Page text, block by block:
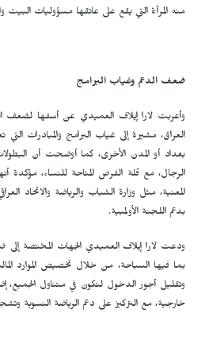
منه المرأة التي يقع على عاتقها مسؤوليات البيت
ضعف الدعم وغياب البرامج
وأعربت لارا إيلاف العميدي عن أسفها لضعف
العراق، مشيرة إلى غياب البرامج والمبادرات التي
بغداد أو المدن الأخرى، كما أوضحت أن
الرجال، مع قلة الفرص المتاحة للنساء، مؤكدة
المعنية، مثل وزارة الشباب والرياضة والاتحاد
بدعم اللجنة الأولمبية.
ودعت لارا إيلاف العميدي الجهات المختصة إلى
بما فيها السباحة، من خلال تخصيص الموارد
وتقليل أجور الدخول لتكون في متناول الجميع،
خارجية، مع التركيز على دعم الرياضة النسوية